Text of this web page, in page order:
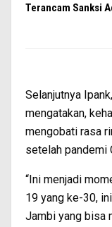
Terancam Sanksi
Selanjutnya
mengatakan,
mengobati rasa
setelah pandemi
“Ini menjadi
19 yang ke-30,
Jambi yang bisa